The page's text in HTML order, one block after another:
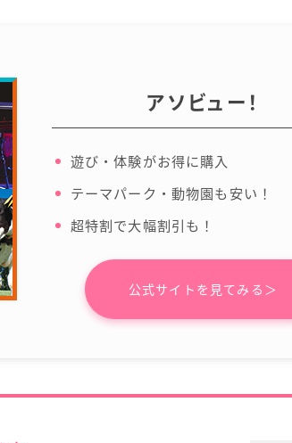
アソビュー！
遊び・体験がお得に購入
テーマパーク・動物園も安い！
超特割で大幅割引も！
公式サイトを見てみる＞